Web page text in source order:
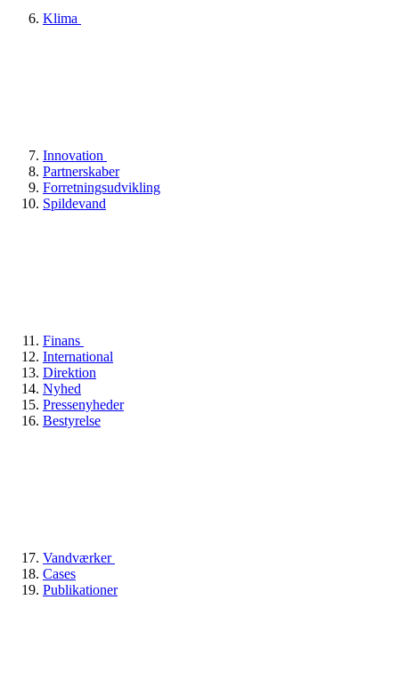
Klima
Innovation
Partnerskaber
Forretningsudvikling
Spildevand
Finans
International
Direktion
Nyhed
Pressenyheder
Bestyrelse
Vandværker
Cases
Publikationer